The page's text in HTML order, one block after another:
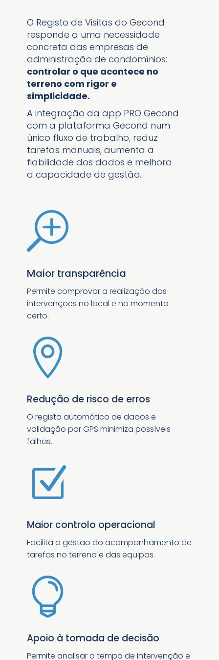
O Registo de Visitas do Gecond
responde a uma necessidade
concreta das empresas de
administração de condomínios:
controlar o que acontece no
terreno com rigor e
simplicidade.
A integração da app PRO Gecond
com a plataforma Gecond num
único fluxo de trabalho, reduz
tarefas manuais, aumenta a
fiabilidade dos dados e melhora
a capacidade de gestão.
T
Maior transparência
Permite comprovar a realização das
intervenções no local e no momento
certo.

Redução de risco de erros
O registo automático de dados e
validação por GPS minimiza possíveis
falhas.
Z
Maior controlo operacional
Facilita a gestão do acompanhamento de
tarefas no terreno e das equipas.

Apoio à tomada de decisão
Permite analisar o tempo de intervenção e